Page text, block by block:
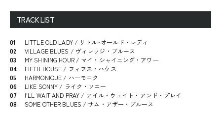
TRACK LIST
01
LITTLE OLD LADY / リトル･オールド・レディ
02
VILLAGE BLUES / ヴィレッジ・ブルース
03
MY SHINING HOUR / マイ・シャイニング・アワー
04
FIFTH HOUSE / フィフス・ハウス
05
HARMONIQUE / ハーモニク
06
LIKE SONNY / ライク・ソニー
07
I'LL WAIT AND PRAY / アイル・ウェイト・アンド・プレイ
08
SOME OTHER BLUES / サム・アザー・ブルース